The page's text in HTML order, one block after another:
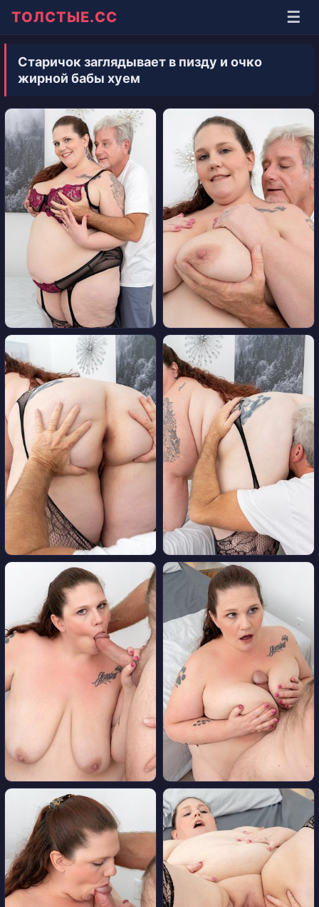
ТОЛСТЫЕ.СС ☰
Старичок заглядывает в пизду и очко
жирной бабы хуем